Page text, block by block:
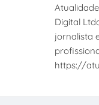
Digital
jornalista
https://